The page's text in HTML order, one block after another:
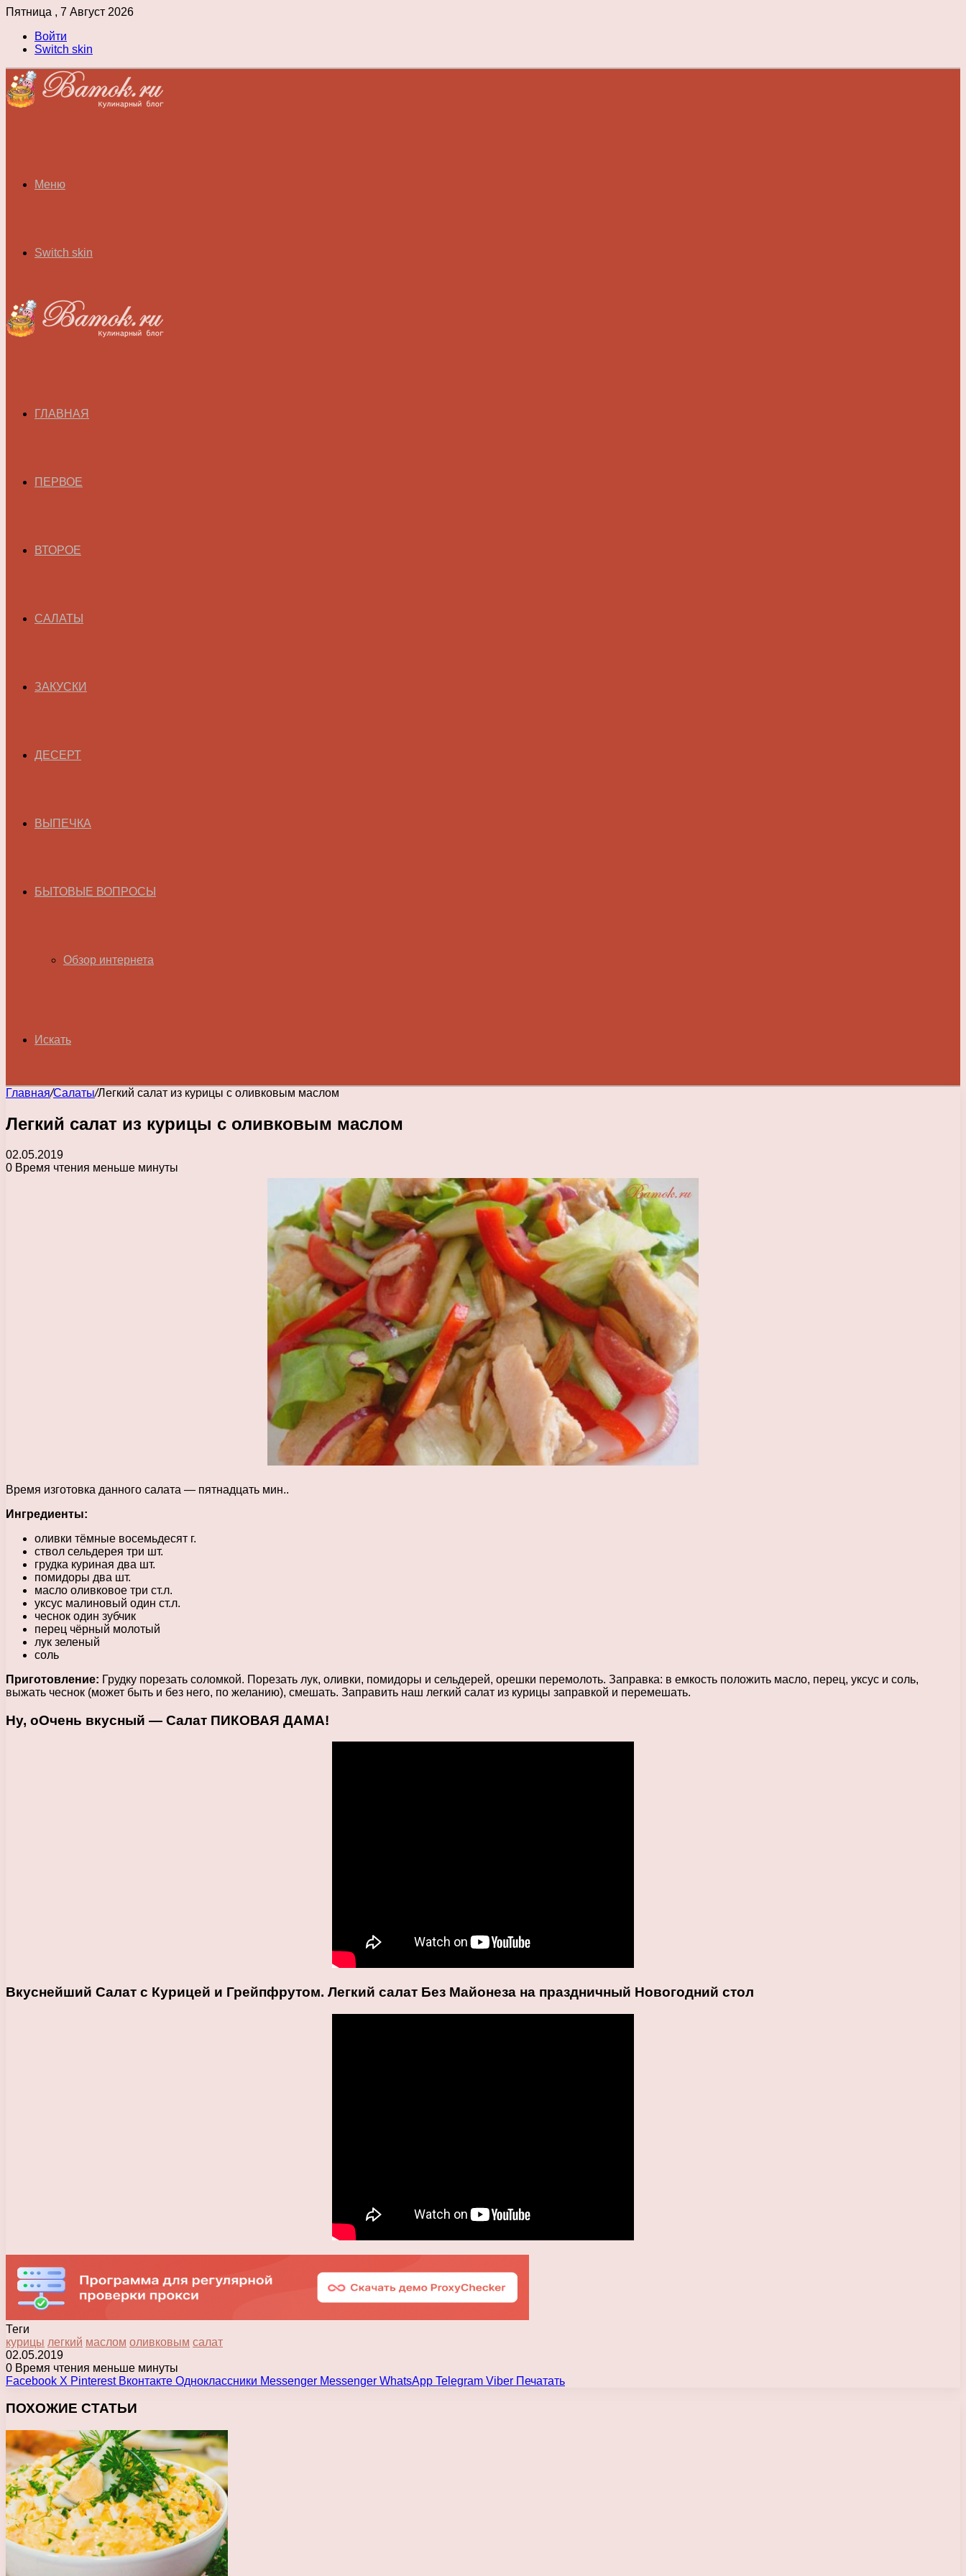
Пятница , 7 Август 2026
Войти
Switch skin
Меню
Switch skin
ГЛАВНАЯ
ПЕРВОЕ
ВТОРОЕ
САЛАТЫ
ЗАКУСКИ
ДЕСЕРТ
ВЫПЕЧКА
БЫТОВЫЕ ВОПРОСЫ
Обзор интернета
Искать
Главная/Салаты/Легкий салат из курицы с оливковым маслом
Легкий салат из курицы с оливковым маслом
02.05.2019
0 Время чтения меньше минуты
Время изготовка данного салата — пятнадцать мин..
Ингредиенты:
оливки тёмные восемьдесят г.
ствол сельдерея три шт.
грудка куриная два шт.
помидоры два шт.
масло оливковое три ст.л.
уксус малиновый один ст.л.
чеснок один зубчик
перец чёрный молотый
лук зеленый
соль
Приготовление: Грудку порезать соломкой. Порезать лук, оливки, помидоры и сельдерей, орешки перемолоть. Заправка: в емкость положить масло, перец, уксус и соль,
выжать чеснок (может быть и без него, по желанию), смешать. Заправить наш легкий салат из курицы заправкой и перемешать.
Ну, оОчень вкусный — Салат ПИКОВАЯ ДАМА!
Вкуснейший Салат с Курицей и Грейпфрутом. Легкий салат Без Майонеза на праздничный Новогодний стол
Теги
курицы легкий маслом оливковым салат
02.05.2019
0 Время чтения меньше минуты
Facebook X Pinterest Вконтакте Одноклассники Messenger Messenger WhatsApp Telegram Viber Печатать
ПОХОЖИЕ СТАТЬИ